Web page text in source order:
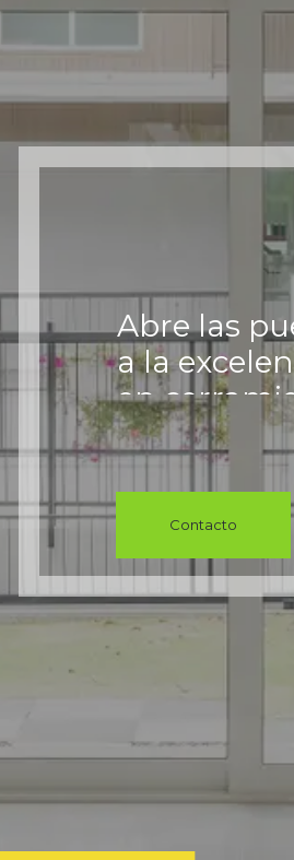
Abre las
a la
en
elige la
y la
del
PVC y vidrio
templado
¡Somos tu
opción en
Contacto